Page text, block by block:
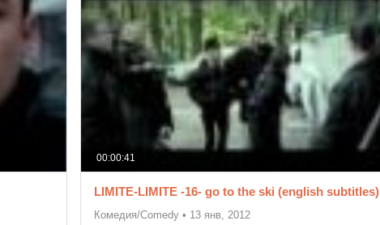
00:00:41
LIMITE-LIMITE -16- go to the ski (english subtitles)
Комедия/Comedy • 13 янв, 2012